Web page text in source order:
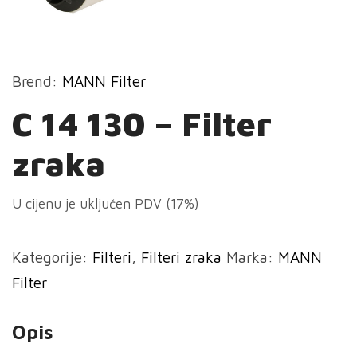
Brend: MANN Filter
C 14 130 – Filter
zraka
U cijenu je uključen PDV (17%)
Kategorije: Filteri, Filteri zraka Marka: MANN
Filter
Opis